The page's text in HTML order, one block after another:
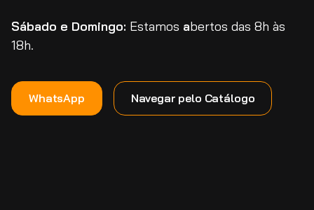
Sábado e Domingo: Estamos abertos das 8h às
18h.
WhatsApp Navegar pelo Catálogo